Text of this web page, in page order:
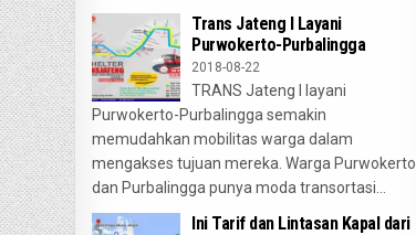
Trans Jateng I Layani
Purwokerto-Purbalingga
2018-08-22
TRANS Jateng I layani
Purwokerto-Purbalingga semakin
memudahkan mobilitas warga dalam
mengakses tujuan mereka. Warga Purwokerto
dan Purbalingga punya moda transortasi...
Ini Tarif dan Lintasan Kapal dari